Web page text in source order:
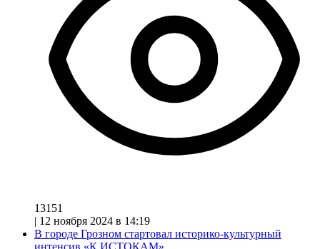
13151
| 12 ноября 2024 в 14:19
В городе Грозном стартовал историко-культурный
интенсив «К ИСТОКАМ»